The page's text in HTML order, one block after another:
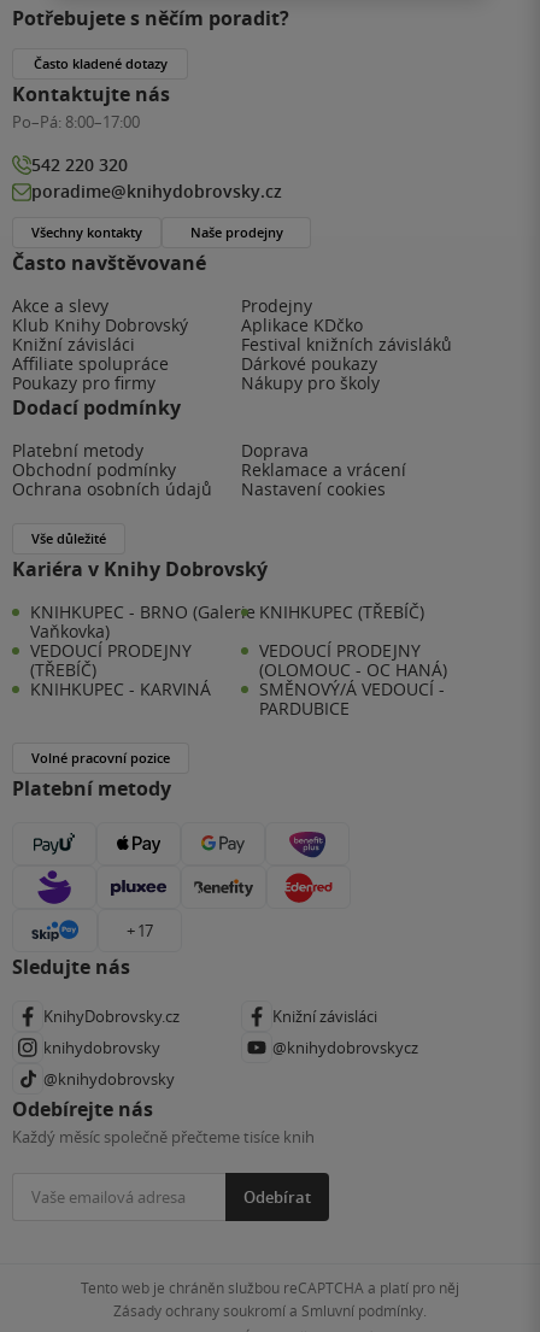
Často navštěvované
Akce a slevy
Prodejny
Klub Knihy Dobrovský
Aplikace KDčko
Knižní závisláci
Festival knižních závisláků
Affiliate spolupráce
Dárkové poukazy
Poukazy pro firmy
Nákupy pro školy
Dodací podmínky
Platební metody
Doprava
Obchodní podmínky
Reklamace a vrácení
Ochrana osobních údajů
Nastavení cookies
Vše důležité
Kariéra v Knihy Dobrovský
KNIHKUPEC - BRNO (Galerie
Vaňkovka)
KNIHKUPEC (TŘEBÍČ)
VEDOUCÍ PRODEJNY
(TŘEBÍČ)
VEDOUCÍ PRODEJNY
(OLOMOUC - OC HANÁ)
KNIHKUPEC - KARVINÁ
SMĚNOVÝ/Á VEDOUCÍ -
PARDUBICE
Volné pracovní pozice
Platební metody
+ 17
Sledujte nás
KnihyDobrovsky.cz
Knižní závisláci
knihydobrovsky
@knihydobrovskycz
@knihydobrovsky
Odebírejte nás
Každý měsíc společně přečteme tisíce knih
Odebírat
Potřebujete s něčím poradit?
Často kladené dotazy
Kontaktujte nás
Po–Pá: 8:00–17:00
542 220 320
poradime@knihydobrovsky.cz
Všechny kontakty Naše prodejny
Tento web je chráněn službou reCAPTCHA a platí pro něj
Zásady ochrany soukromía Smluvní podmínky.